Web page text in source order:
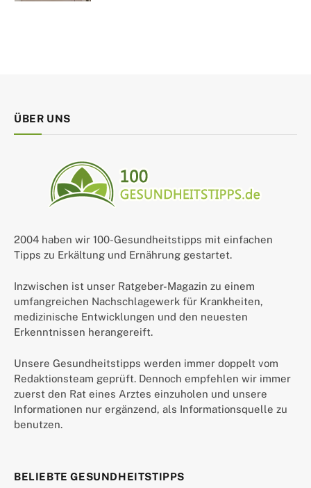
ÜBER UNS
2004 haben wir 100-Gesundheitstipps mit einfachen
Tipps zu Erkältung und Ernährung gestartet.
Inzwischen ist unser Ratgeber-Magazin zu einem
umfangreichen Nachschlagewerk für Krankheiten,
medizinische Entwicklungen und den neuesten
Erkenntnissen herangereift.
Unsere Gesundheitstipps werden immer doppelt vom
Redaktionsteam geprüft. Dennoch empfehlen wir immer
zuerst den Rat eines Arztes einzuholen und unsere
Informationen nur ergänzend, als Informationsquelle zu
benutzen.
BELIEBTE GESUNDHEITSTIPPS